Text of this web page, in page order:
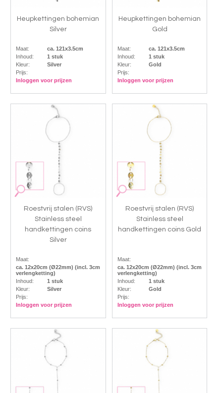
Heupkettingen bohemian
Silver
Maat:
ca. 121x3.5cm
Inhoud:
1 stuk
Kleur:
Silver
Prijs:
Inloggen voor prijzen
Heupkettingen bohemian
Gold
Maat:
ca. 121x3.5cm
Inhoud:
1 stuk
Kleur:
Gold
Prijs:
Inloggen voor prijzen
Roestvrij stalen (RVS)
Stainless steel
handkettingen coins
Silver
Maat:
ca. 12x20cm (Ø22mm) (incl. 3cm
verlengketting)
Inhoud:
1 stuk
Kleur:
Silver
Prijs:
Inloggen voor prijzen
Roestvrij stalen (RVS)
Stainless steel
handkettingen coins Gold
Maat:
ca. 12x20cm (Ø22mm) (incl. 3cm
verlengketting)
Inhoud:
1 stuk
Kleur:
Gold
Prijs:
Inloggen voor prijzen